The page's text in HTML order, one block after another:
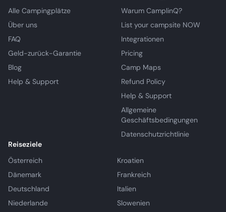
Alle Campingplätze
Über uns
FAQ
Geld-zurück-Garantie
Blog
Help & Support
Warum CamplinQ?
List your campsite NOW
Integrationen
Pricing
Camp Maps
Refund Policy
Help & Support
Allgemeine
Geschäftsbedingungen
Datenschutzrichtlinie
Reiseziele
Österreich
Kroatien
Dänemark
Frankreich
Deutschland
Italien
Niederlande
Slowenien